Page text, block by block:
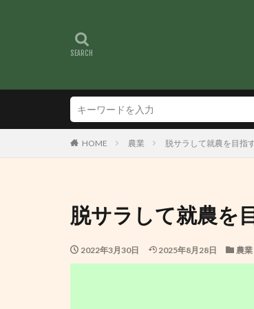
HOME 農業 脱サラして就農を目指
脱サラして就農を
2022年3月30日 2025年8月28日 農業